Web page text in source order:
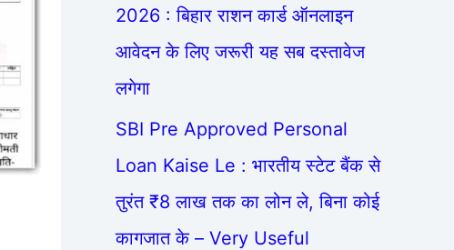
2026 : बिहार राशन कार्ड ऑनलाइन
आवेदन के लिए जरूरी यह सब दस्तावेज
लगेगा
SBI Pre Approved Personal
Loan Kaise Le : भारतीय स्टेट बैंक से
तुरंत ₹8 लाख तक का लोन ले, बिना कोई
कागजात के – Very Useful